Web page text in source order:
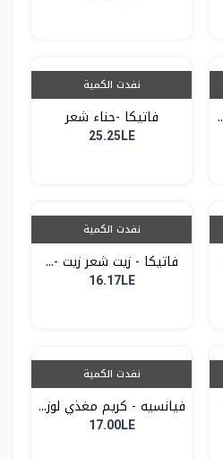
نفدت الكمية
فاتيكا -حناء شعر
25.25LE
نفدت الكمية
فاتيكا - زيت شعر زيت -...
16.17LE
نفدت الكمية
فيانسيه - كريم مغذي لوز...
17.00LE